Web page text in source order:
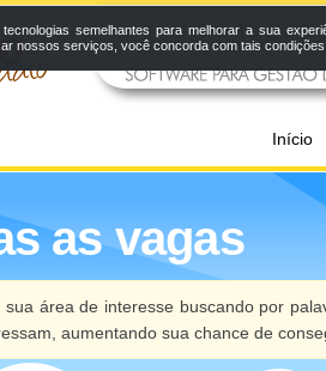
Início
as vagas
sua área de interesse buscando por
aumentando sua chance de
semelhantes para melhorar a sua
nossos serviços, você concorda com tais